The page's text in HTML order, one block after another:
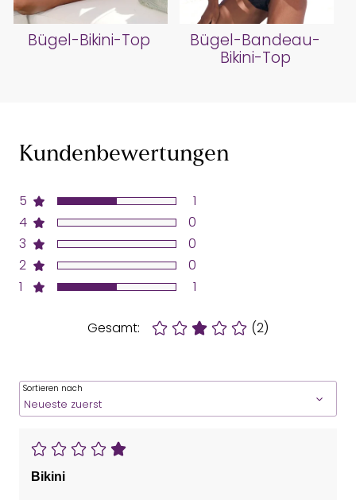
Bügel-Bikini-Top
Bügel-Bandeau-
Bikini-Top
Kundenbewertungen
5
4
3
2
1
1
0
0
0
1
Gesamt: (2)
Sortieren nach
Bikini